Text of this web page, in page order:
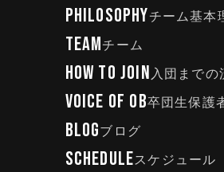
PHILOSOPHYチーム基本
TEAMチーム
HOW TO JOIN 入団までの
VOICE OF OB卒団生保護
BLOGブログ
SCHEDULEスケジュール